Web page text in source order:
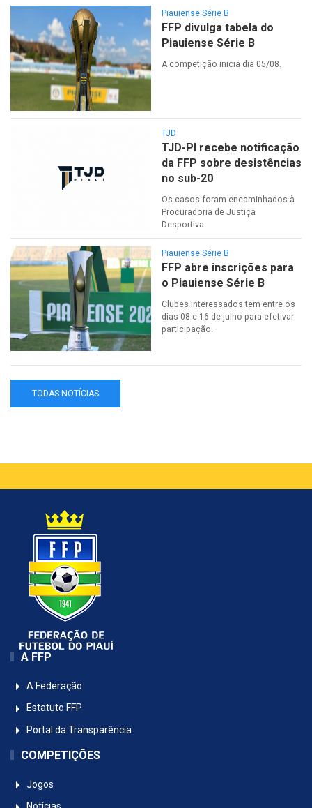
Piauiense Série B
FFP divulga tabela do
Piauiense Série B
A competição inicia dia 05/08.
TJD
TJD-PI recebe notificação
da FFP sobre desistências
no sub-20
Os casos foram encaminhados à
Procuradoria de Justiça
Desportiva.
Piauiense Série B
FFP abre inscrições para
o Piauiense Série B
Clubes interessados tem entre os
dias 08 e 16 de julho para efetivar
participação.
TODAS NOTÍCIAS
A FFP
A Federação
Estatuto FFP
Portal da Transparência
COMPETIÇÕES
Jogos